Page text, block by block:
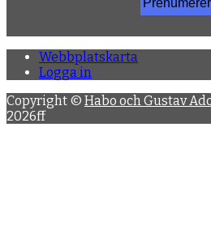
Webbplatskarta
Logga in
Copyright © Habo och Gustav
2026ff